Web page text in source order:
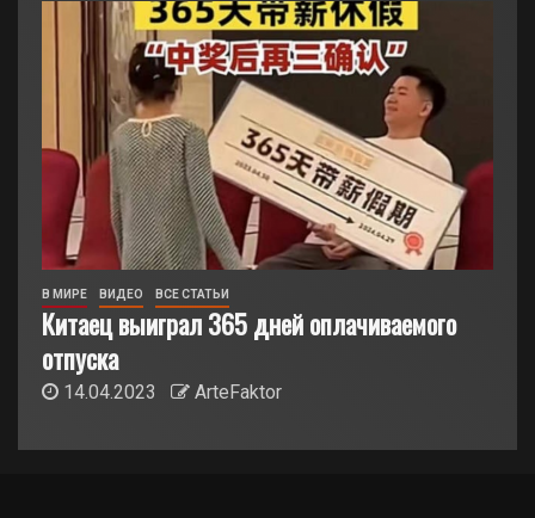
В МИРЕ ВИДЕО ВСЕ СТАТЬИ
Китаец выиграл 365 дней оплачиваемого
отпуска
14.04.2023 ArteFaktor